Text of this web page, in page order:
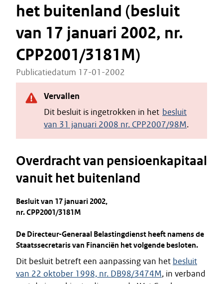
het buitenland (besluit
van 17 januari 2002, nr.
CPP2001/3181M)
Publicatiedatum 17-01-2002
Vervallen
Dit besluit is ingetrokken in het besluit
van 31 januari 2008 nr. CPP2007/98M.
Overdracht van pensioenkapitaal
vanuit het buitenland
Besluit van 17 januari 2002,
nr. CPP2001/3181M
De Directeur-Generaal Belastingdienst heeft namens de
Staatssecretaris van Financiën het volgende besloten.
Dit besluit betreft een aanpassing van het besluit
van 22 oktober 1998, nr. DB98/3474M, in verband